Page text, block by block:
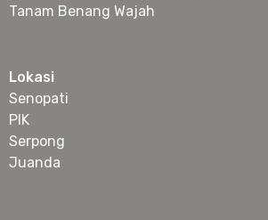
Tanam Benang Wajah
Lokasi
Senopati
PIK
Serpong
Juanda